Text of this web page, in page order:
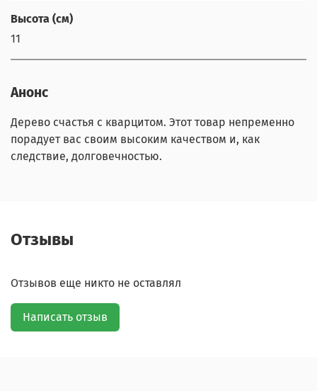
Высота (см)
11
Анонс
Дерево счастья с кварцитом. Этот товар непременно
порадует вас своим высоким качеством и, как
следствие, долговечностью.
Отзывы
Отзывов еще никто не оставлял
Написать отзыв